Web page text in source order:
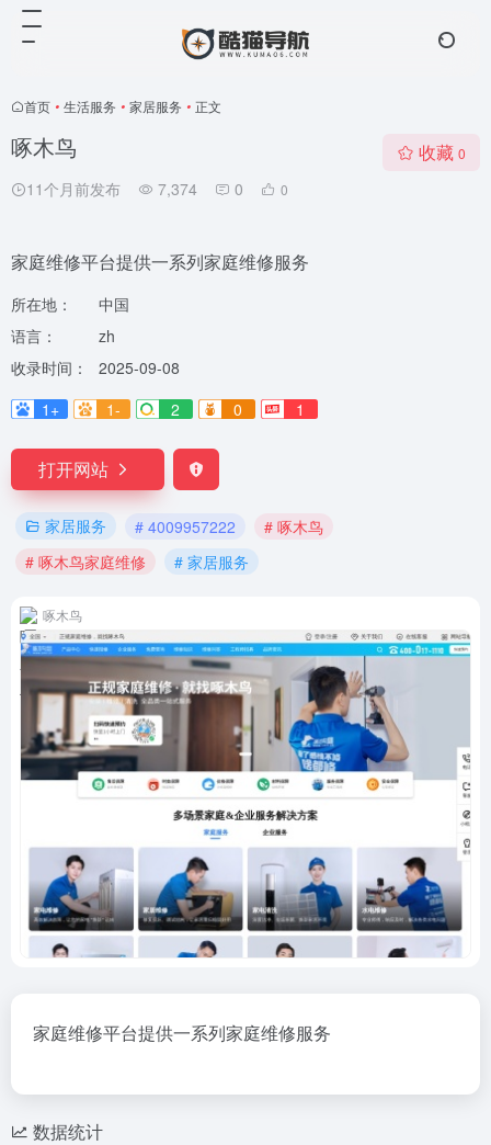
首页 • 生活服务 • 家居服务 • 正文
啄木鸟
11个月前发布 7,374 0 0
收藏 0
家庭维修平台提供一系列家庭维修服务
所在地：
中国
语言：
zh
收录时间：
2025-09-08
1+
1- 2 0 1
打开网站
家居服务 # 4009957222
# 啄木鸟
# 啄木鸟家庭维修
# 家居服务
啄木鸟
家庭维修平台提供一系列家庭维修服务
数据统计